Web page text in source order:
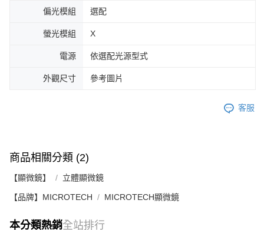
偏光模組 選配
螢光模組 X
電源 依選配光源型式
外觀尺寸 參考圖片
客服
商品相關分類 (2)
【顯微鏡】 立體顯微鏡
【品牌】MICROTECH MICROTECH顯微鏡
本分類熱銷全站排行